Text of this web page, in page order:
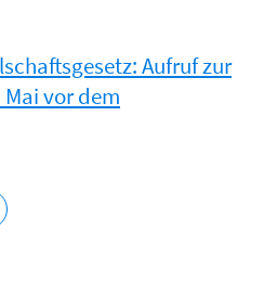
Aufruf zur
vor dem